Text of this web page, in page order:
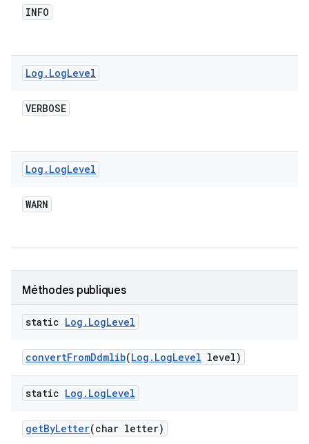
INFO
Log . LogLevel
VERBOSE
Log . LogLevel
WARN
Méthodes publiques
static Log . LogLevel
convertFromDdmlib(Log . LogLevel level)
static Log . LogLevel
getByLetter(char letter)